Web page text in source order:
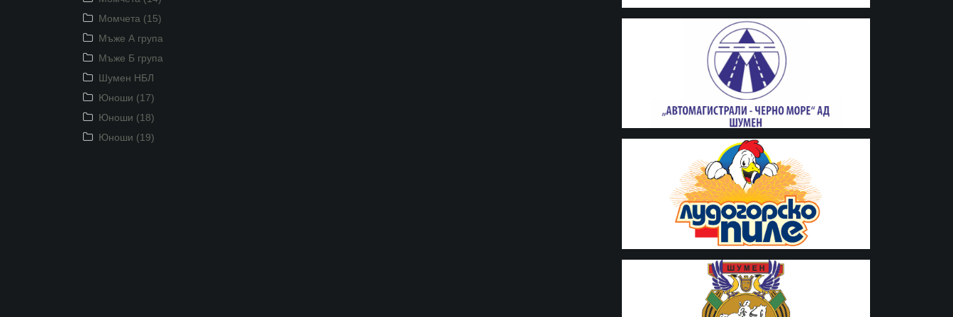
Момчета (15)
Мъже А група
Мъже Б група
Шумен НБЛ
Юноши (17)
Юноши (18)
Юноши (19)